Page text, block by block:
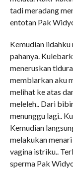
tadi meradang
entotan Pak
Kemudian lidahku
pahanya.
meneruskan
membiarkan aku
melihat ke atas
meleleh.. Dari
menunggu lagi..
Kemudian
melakukan
vagina istriku..
sperma Pak